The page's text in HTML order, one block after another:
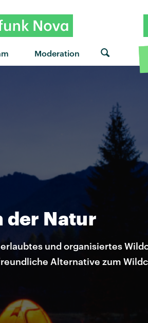
Moderation
der Natur
und organisiertes
Alternative zum